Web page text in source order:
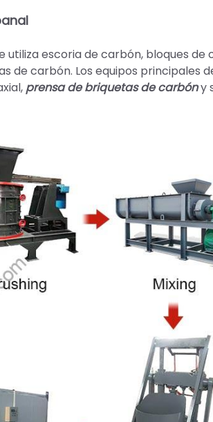
escoria de carbón, bloques de
de carbón. Los equipos principales
prensa de briquetas de carbóny